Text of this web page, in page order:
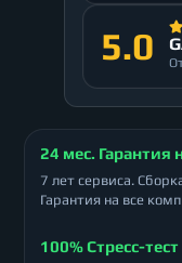
5.0
24 мес. Гарантия
7 лет сервиса.
Гарантия на все
100% Стресс-тест